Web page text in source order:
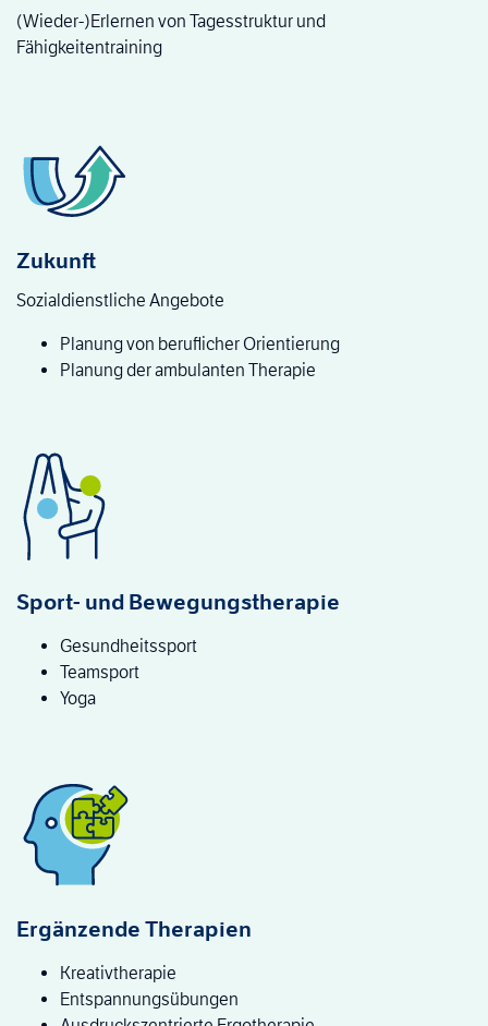
(Wieder-)Erlernen von Tagesstruktur und
Fähigkeitentraining
Zukunft
Sozialdienstliche Angebote
Planung von beruflicher Orientierung
Planung der ambulanten Therapie
Sport- und Bewegungstherapie
Gesundheitssport
Teamsport
Yoga
Ergänzende Therapien
Kreativtherapie
Entspannungsübungen